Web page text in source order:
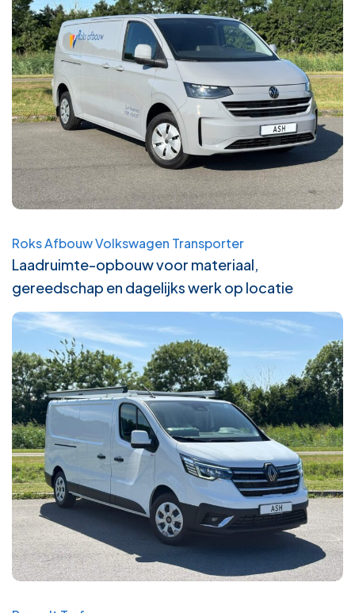
Roks Afbouw Volkswagen Transporter
Laadruimte-opbouw voor materiaal,
gereedschap en dagelijks werk op locatie